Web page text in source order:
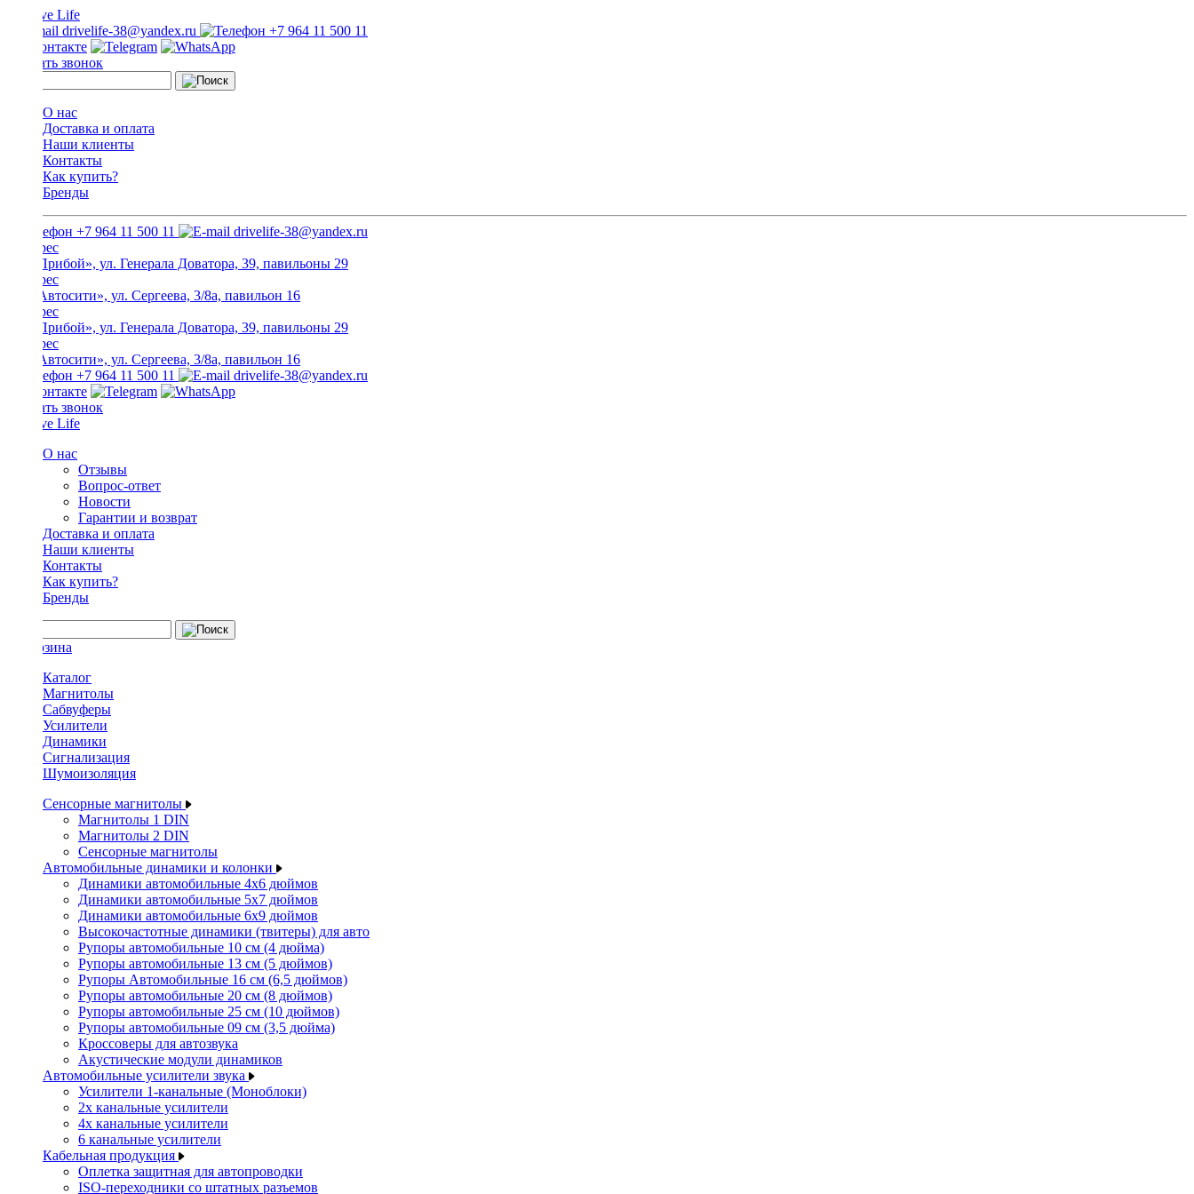
drivelife-38@yandex.ru +7 964 11 500 11
Заказать звонок
О нас
Доставка и оплата
Наши клиенты
Контакты
Как купить?
Бренды
+7 964 11 500 11 drivelife-38@yandex.ru
ТЦ «Прибой», ул. Генерала Доватора, 39, павильоны 29
ТЦ «Автосити», ул. Сергеева, 3/8а, павильон 16
ТЦ «Прибой», ул. Генерала Доватора, 39, павильоны 29
ТЦ «Автосити», ул. Сергеева, 3/8а, павильон 16
+7 964 11 500 11
drivelife-38@yandex.ru
Заказать звонок
О нас
Отзывы
Вопрос-ответ
Новости
Гарантии и возврат
Доставка и оплата
Наши клиенты
Контакты
Как купить?
Бренды
Каталог
Магнитолы
Сабвуферы
Усилители
Динамики
Сигнализация
Шумоизоляция
Сенсорные магнитолы
Магнитолы 1 DIN
Магнитолы 2 DIN
Сенсорные магнитолы
Автомобильные динамики и колонки
Динамики автомобильные 4x6 дюймов
Динамики автомобильные 5x7 дюймов
Динамики автомобильные 6x9 дюймов
Высокочастотные динамики (твитеры) для авто
Рупоры автомобильные 10 см (4 дюйма)
Рупоры автомобильные 13 см (5 дюймов)
Рупоры Автомобильные 16 см (6,5 дюймов)
Рупоры автомобильные 20 см (8 дюймов)
Рупоры автомобильные 25 см (10 дюймов)
Рупоры автомобильные 09 см (3,5 дюйма)
Кроссоверы для автозвука
Акустические модули динамиков
Автомобильные усилители звука
Усилители 1-канальные (Моноблоки)
2х канальные усилители
4х канальные усилители
6 канальные усилители
Кабельная продукция
Оплетка защитная для автопроводки
ISO-переходники со штатных разъемов